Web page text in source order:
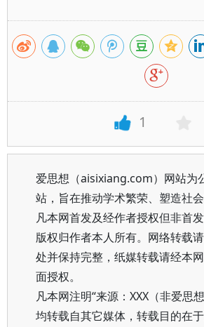
1
爱思想（aisixiang.com）网站为
站，旨在推动学术繁荣、塑造社会
凡本网首发及经作者授权但非首
版权归作者本人所有。网络转载
处并保持完整，纸媒转载请经本
面授权。
凡本网注明“来源：XXX（非爱思
均转载自其它媒体，转载目的在